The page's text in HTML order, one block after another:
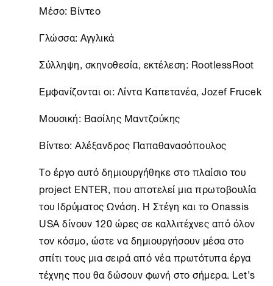
Μέσο: Βίντεο
Γλώσσα: Αγγλικά
Σύλληψη, σκηνοθεσία, εκτέλεση: RootlessRoot
Εμφανίζονται οι: Λίντα Καπετανέα, Jozef Frucek
Μουσική: Βασίλης Μαντζούκης
Βίντεο: Αλέξανδρος Παπαθανασόπουλος
Το έργο αυτό δημιουργήθηκε στο πλαίσιο του
project ENTER, που αποτελεί μια πρωτοβουλία
του Ιδρύματος Ωνάση. H Στέγη και το Onassis
USA δίνουν 120 ώρες σε καλλιτέχνες από όλον
τον κόσμο, ώστε να δημιουργήσουν μέσα στο
σπίτι τους μια σειρά από νέα πρωτότυπα έργα
τέχνης που θα δώσουν φωνή στο σήμερα. Let’s